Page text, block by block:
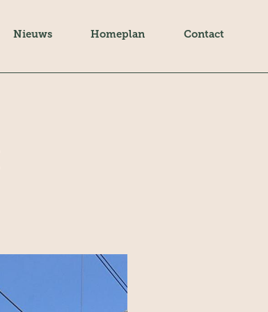
Nieuws Homeplan Contact